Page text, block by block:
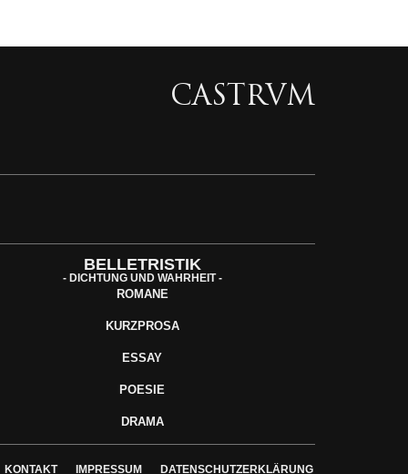
CASTRVM
BELLETRISTIK
- DICHTUNG UND WAHRHEIT -
ROMANE
KURZPROSA
ESSAY
POESIE
DRAMA
KONTAKT IMPRESSUM DATENSCHUTZERKLÄRUNG